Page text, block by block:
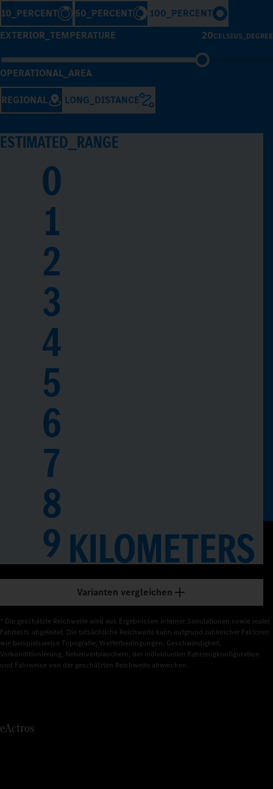
10_PERCENT 50_PERCENT
100_PERCENT
EXTERIOR_TEMPERATURE
20CELSIUS_DEGREE
OPERATIONAL_AREA
REGIONAL LONG_DISTANCE
ESTIMATED_RANGE
0
1
2
3
4
5
6
7
8
9KILOMETERS
Varianten vergleichen
* Die geschätzte Reichweite wird aus Ergebnissen interner Simulationen sowie realer
Fahrtests abgeleitet. Die tatsächliche Reichweite kann aufgrund zahlreicher Faktoren
wie beispielsweise Topografie, Wetterbedingungen, Geschwindigkeit,
Vorkonditionierung, Nebenverbrauchern, der individuellen Fahrzeugkonfiguration
und Fahrweise von der geschätzten Reichweite abweichen.
eActros
1
2
3
4
5
7
8